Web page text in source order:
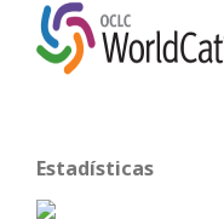
Estadísticas